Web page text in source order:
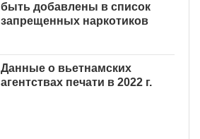
быть добавлены в список
запрещенных наркотиков
Данные о вьетнамских
агентствах печати в 2022 г.